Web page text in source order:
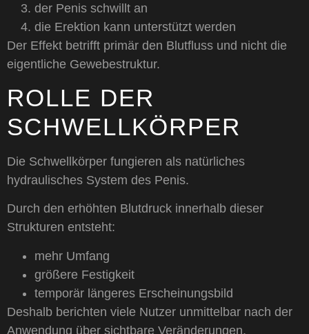
der Penis schwillt an
die Erektion kann unterstützt werden
Der Effekt betrifft primär den Blutfluss und nicht die
eigentliche Gewebestruktur.
ROLLE DER
SCHWELLKÖRPER
Die Schwellkörper fungieren als natürliches
hydraulisches System des Penis.
Durch den erhöhten Blutdruck innerhalb dieser
Strukturen entsteht:
mehr Umfang
größere Festigkeit
temporär längeres Erscheinungsbild
Deshalb berichten viele Nutzer unmittelbar nach der
Anwendung über sichtbare Veränderungen.